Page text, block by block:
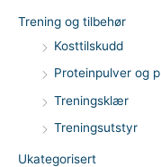
Trening og tilbehør
Kosttilskudd
Proteinpulver og
Treningsklær
Treningsutstyr
Ukategorisert